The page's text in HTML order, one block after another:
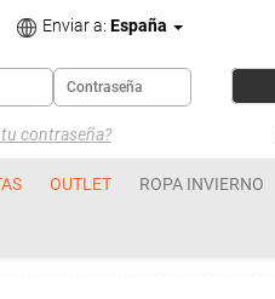
Enviar a: España
contraseña?
OUTLET ROPA INVIERNO